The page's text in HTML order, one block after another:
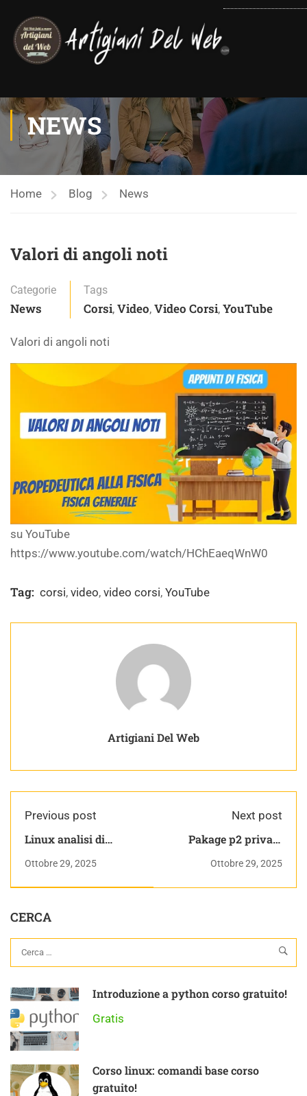
NEWS
Home Blog News
Valori di angoli noti
Categorie
News
Tags
Corsi, Video, Video Corsi, YouTube
Valori di angoli noti
su YouTube
https://www.youtube.com/watch/HChEaeqWnW0
Tag: corsi, video, video corsi, YouTube
Artigiani Del Web
Previous post
Linux analisi di
Teoria e Pratica
Ottobre 29, 2025
Next post
Pakage p2 private
Java Pratico
Ottobre 29, 2025
CERCA
Introduzione a python corso gratuito!
Gratis
Corso linux: comandi base corso
gratuito!